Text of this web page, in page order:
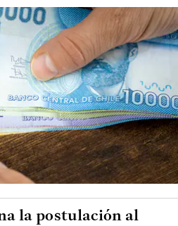
la postulación al